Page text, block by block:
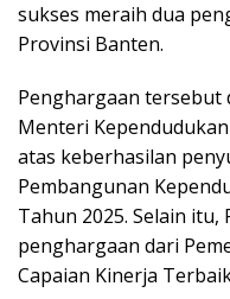
sukses meraih dua
Provinsi Banten.
Penghargaan tersebut
Menteri
atas keberhasilan
Pembangunan
Tahun 2025. Selain
penghargaan dari
Capaian Kinerja